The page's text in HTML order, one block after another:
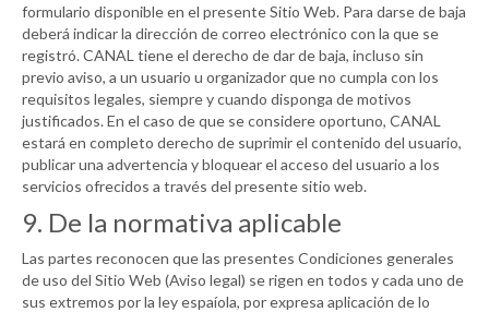
formulario disponible en el presente Sitio Web. Para darse de baja
deberá indicar la dirección de correo electrónico con la que se
registró.CANAL tiene el derecho de dar de baja, incluso sin
previo aviso, a un usuario u organizador que no cumpla con los
requisitos legales, siempre y cuando disponga de motivos
justificados. En el caso de que se considere oportuno, CANAL
estará en completo derecho de suprimir el contenido del usuario,
publicar una advertencia y bloquear el acceso del usuario a los
servicios ofrecidos a través del presente sitio web.
9. De la normativa aplicable
Las partes reconocen que las presentes Condiciones generales
de uso del Sitio Web (Aviso legal) se rigen en todos y cada uno de
sus extremos por la ley espaíola, por expresa aplicación de lo